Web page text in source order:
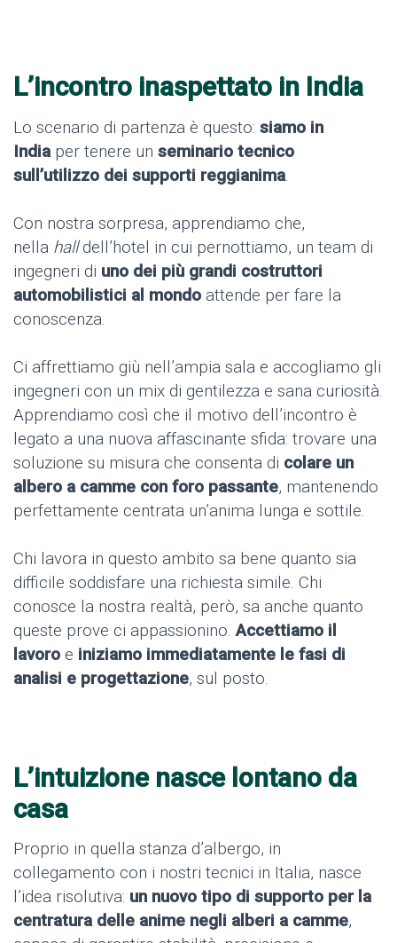
L’incontro inaspettato in India
Lo scenario di partenza è questo: siamo in
India per tenere un seminario tecnico
sull’utilizzo dei supporti reggianima
Con nostra sorpresa, apprendiamo che,
nella halldell’hotel in cui pernottiamo, un team di
ingegneri di uno dei più grandi costruttori
automobilistici al mondo attende per fare la
conoscenza.
Ci affrettiamo giù nell’ampia sala e accogliamo gli
ingegneri con un mix di gentilezza e sana curiosità.
Apprendiamo così che il motivo dell’incontro è
legato a una nuova affascinante sfida: trovare una
soluzione su misura che consenta di colare un
albero a camme con foro passante, mantenendo
perfettamente centrata un’anima lunga e sottile.
Chi lavora in questo ambito sa bene quanto sia
difficile soddisfare una richiesta simile. Chi
conosce la nostra realtà, però, sa anche quanto
queste prove ci appassionino. Accettiamo il
lavoro e iniziamo immediatamente le fasi di
analisi e progettazione, sul posto.
L’intuizione nasce lontano da
casa
Proprio in quella stanza d’albergo, in
collegamento con i nostri tecnici in Italia, nasce
l’idea risolutiva: un nuovo tipo di supporto per la
centratura delle anime negli alberi a camme,